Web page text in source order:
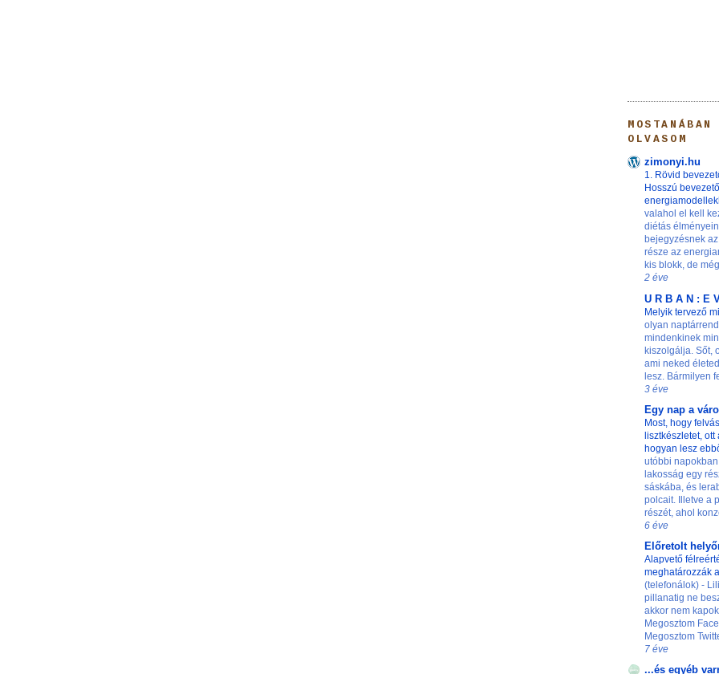
OLVASOM
zimonyi.hu
1. Rövid
Hosszú bevezető
valahol el kell
diétás
bejegyzésnek
része az
kis blokk, de
2 éve
U R B A N : E
Melyik tervező
olyan
mindenkinek
kiszolgálja. Sőt,
ami neked
lesz. Bármilyen
3 éve
Egy nap a
Most, hogy
lisztkészletet, ott
hogyan lesz
utóbbi
lakosság egy
sáskába, és
polcait. Illetve a
részét, ahol
6 éve
Előretolt
Alapvető
meghatározzák
(telefonálok) -
pillanatig ne
akkor nem
Megosztom
Megosztom
7 éve
...és egyéb